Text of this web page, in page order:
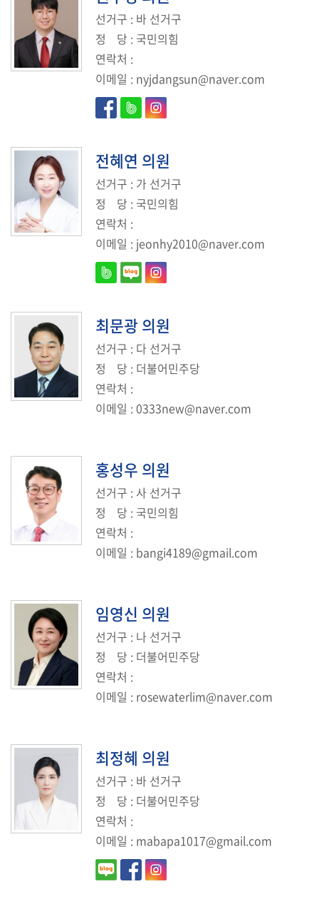
선거구 : 바 선거구
정
당 : 국민의힘
연락처 :
이메일 : nyjdangsun@naver.com
전혜연 의원
선거구 : 가 선거구
정
당 : 국민의힘
연락처 :
이메일 : jeonhy2010@naver.com
최문광 의원
선거구 : 다 선거구
정
당 : 더불어민주당
연락처 :
이메일 : 0333new@naver.com
홍성우 의원
선거구 : 사 선거구
정
당 : 국민의힘
연락처 :
이메일 : bangi4189@gmail.com
임영신 의원
선거구 : 나 선거구
정
당 : 더불어민주당
연락처 :
이메일 : rosewaterlim@naver.com
최정혜 의원
선거구 : 바 선거구
정
당 : 더불어민주당
연락처 :
이메일 : mabapa1017@gmail.com